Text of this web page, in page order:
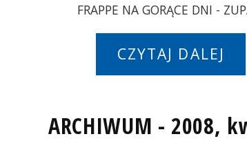
FRAPPE NA GORĄCE DNI -
CZYTAJ DALEJ
ARCHIWUM - 2008,